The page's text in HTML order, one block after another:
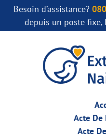
Besoin d’assistance?
depuis un poste fixe,
Acte De
Acte